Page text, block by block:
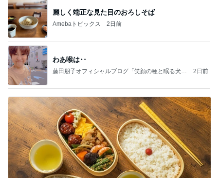
麗しく端正な見た目のおろしそば
Amebaトピックス 2日前
わあ喉は‥
藤田朋子オフィシャルブログ「笑顔の種と眠る犬」
2日前